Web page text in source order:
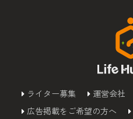
ライター募集 運営会社
広告掲載をご希望の方へ